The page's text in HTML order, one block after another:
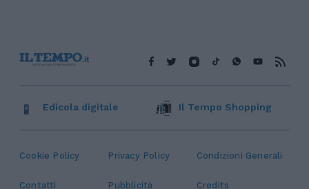
Cookie Policy Privacy Policy Condizioni Generali
Contatti Pubblicità Credits
Edicola digitale Il Tempo Shopping